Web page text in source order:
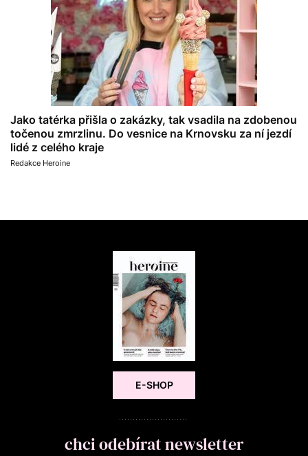
Jako tatérka přišla o zakázky, tak vsadila na zdobenou
točenou zmrzlinu. Do vesnice na Krnovsku za ní jezdí
lidé z celého kraje
Redakce Heroine
E-SHOP
chci odebírat newsletter